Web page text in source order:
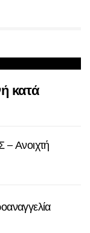
κατά
Ανοιχτή